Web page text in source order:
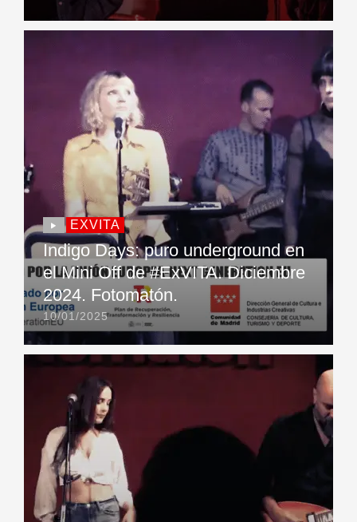
EXVITA
Indigo Days: puro underground en
el Mini Off de #ExVITA. Diciembre
2024. Fotomatón.
10/01/2025